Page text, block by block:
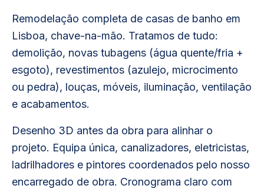
Remodelação completa de casas de banho em
Lisboa, chave-na-mão. Tratamos de tudo:
demolição, novas tubagens (água quente/fria +
esgoto), revestimentos (azulejo, microcimento
ou pedra), louças, móveis, iluminação, ventilação
e acabamentos.
Desenho 3D antes da obra para alinhar o
projeto. Equipa única, canalizadores, eletricistas,
ladrilhadores e pintores coordenados pelo nosso
encarregado de obra. Cronograma claro com